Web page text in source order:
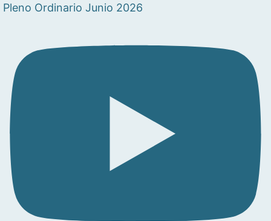
Pleno Ordinario Junio 2026